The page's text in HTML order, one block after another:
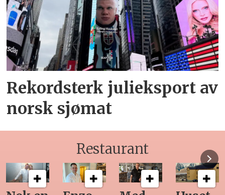
Rekordsterk julieksport av
norsk sjømat
Restaurant